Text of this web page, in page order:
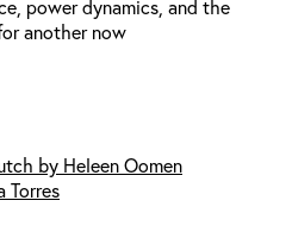
power dynamics, and the
another now
by Heleen Oomen
Torres